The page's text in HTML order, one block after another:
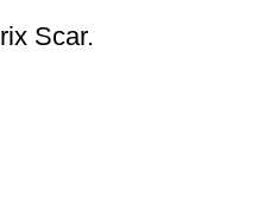
Scar.